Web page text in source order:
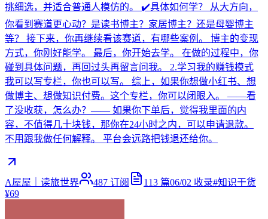
挑细选，并适合普通人模仿的。 ✔️具体如何学？ 从大方向，
你看到赛道更心动？是读书博主？家居博主？还是母婴博主
等？ 接下来，你再继续看该赛道，有哪些案例。 博主的变现
方式，你刚好能学。 最后，你开始去学。 在做的过程中，你
碰到具体问题，再回过头再留言问我。 2.学习我的赚钱模式
我可以写专栏，你也可以写。 综上，如果你想做小红书、想
做博主、想做知识付费。这个专栏，你可以闭眼入。 ——看
了没收获，怎么办？—— 如果你下单后，觉得我里面的内
容，不值得几十块钱，那你在24小时之内，可以申请退款。
不用跟我做任何解释。 平台会远路把钱退还给你。
A屋屋｜读旅世界 487 订阅 113 篇06/02 收录#知识干货
¥69